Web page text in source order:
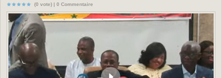
(0 vote) | 0 Commentaire